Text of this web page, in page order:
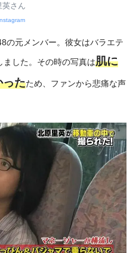
英さん
の元メンバー。彼女はバラエテ
ました。その時の写真は肌に
ったため、ファンから悲痛な声